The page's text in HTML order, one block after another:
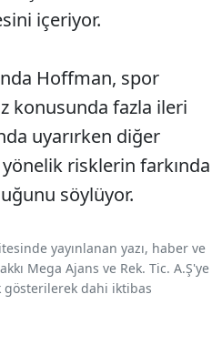
içeriyor.
Hoffman, spor
konusunda fazla ileri
uyarırken diğer
risklerin farkında
söylüyor.
yayınlanan yazı, haber ve
Mega Ajans ve Rek. Tic. A.Ş'ye
gösterilerek dahi iktibas